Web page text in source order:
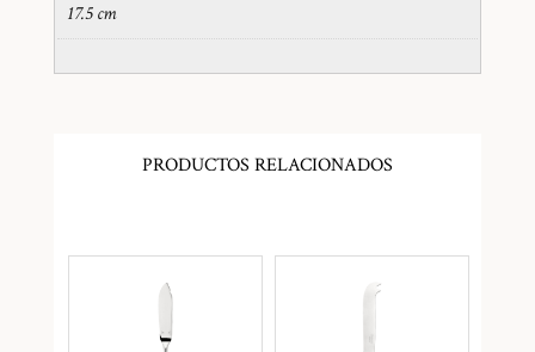
17.5 cm
PRODUCTOS RELACIONADOS